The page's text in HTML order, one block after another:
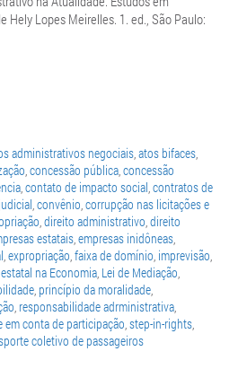
Hely Lopes Meirelles. 1. ed., São Paulo:
administrativos negociais,atos bifaces,
,concessão pública,concessão
,contato de impacto social,contratos de
,convênio,corrupção nas licitações e
,direito administrativo,direito
estatais,empresas inidôneas,
,expropriação,faixa de domínio, imprevisão,
na Economia, Lei de Mediação,
, princípio da moralidade,
, responsabilidade adrministrativa,
em conta de participação,step-in-rights,
coletivo de passageiros